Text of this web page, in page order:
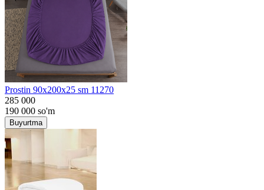
Prostin 90x200x25 sm 11270
285 000
190 000 so'm
Buyurtma